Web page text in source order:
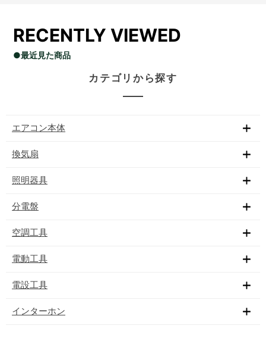
RECENTLY VIEWED
●最近見た商品
カテゴリから探す
エアコン本体
換気扇
照明器具
分電盤
空調工具
電動工具
電設工具
インターホン